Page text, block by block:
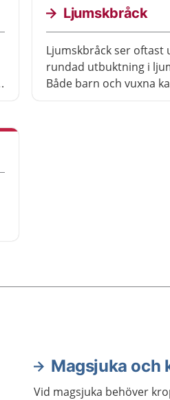
viss mat eller genom att
receptfria läkemedel.
Ljumskbråck
Ljumskbråck ser oftast
rundad utbuktning i
Både barn och vuxna
Magsjuka och
Vid magsjuka behöver